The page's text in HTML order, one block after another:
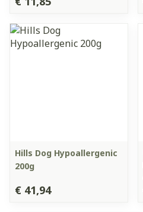
Hills Dog Hypoallergenic
200g
€ 41,94